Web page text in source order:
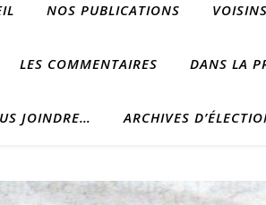
NOS PUBLICATIONS
LES COMMENTAIRES DANS LA
JOINDRE… ARCHIVES